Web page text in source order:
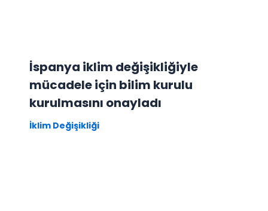
İspanya iklim değişikliğiyle
mücadele için bilim kurulu
kurulmasını onayladı
İklim Değişikliği